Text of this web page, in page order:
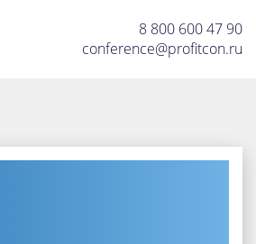
8 800 600 47 90
conference@profitcon.ru